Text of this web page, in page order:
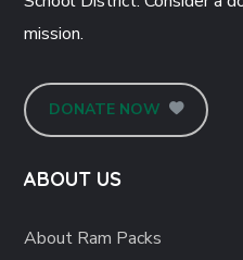
mission.
DONATE NOW
ABOUT US
About Ram Packs